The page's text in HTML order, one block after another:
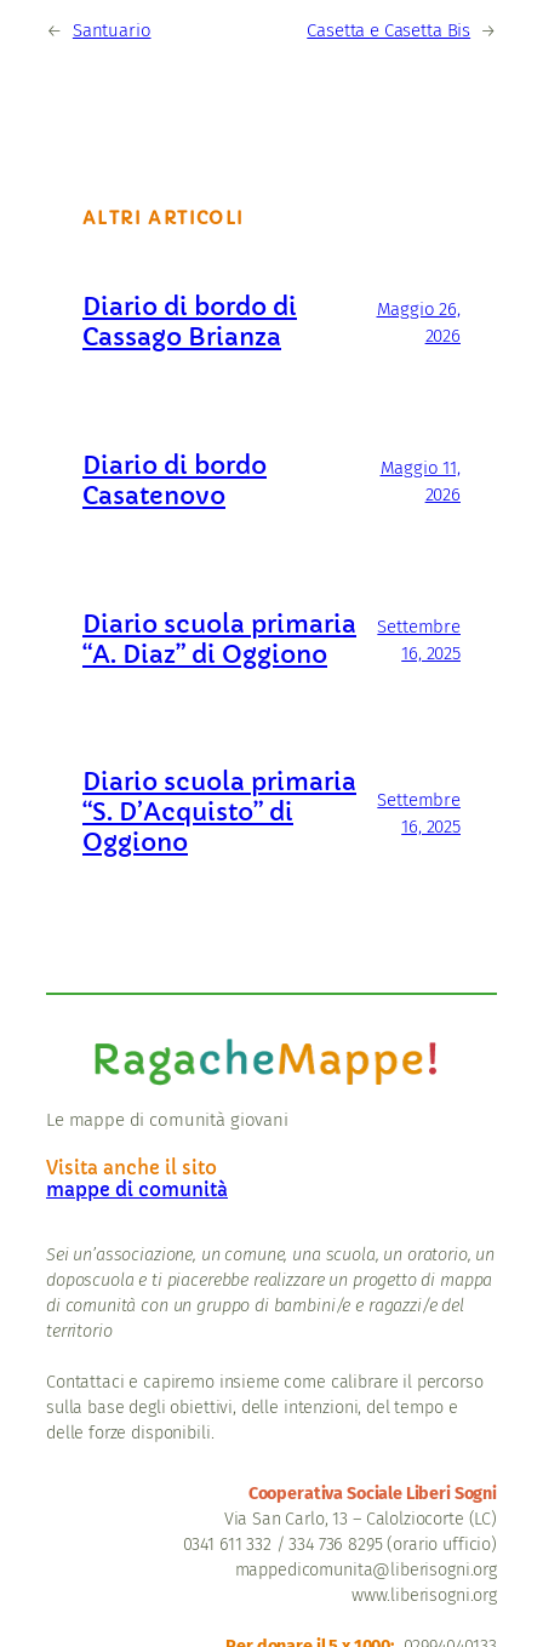
← Santuario Casetta e Casetta Bis →
ALTRI ARTICOLI
Diario di bordo di
Cassago Brianza
Maggio 26,
2026
Diario di bordo
Casatenovo
Maggio 11,
2026
Diario scuola primaria
“A. Diaz” di Oggiono
Settembre
16, 2025
Diario scuola primaria
“S. D’Acquisto” di
Oggiono
Settembre
16, 2025
Le mappe di comunità giovani
Visita anche il sito
mappe di comunità
Sei un’associazione, un comune, una scuola, un oratorio, un
doposcuola e ti piacerebbe realizzare un progetto di mappa
di comunità con un gruppo di bambini/e e ragazzi/e del
territorio
Contattaci e capiremo insieme come calibrare il percorso
sulla base degli obiettivi, delle intenzioni, del tempo e
delle forze disponibili.
Cooperativa Sociale Liberi Sogni
Via San Carlo, 13 – Calolziocorte (LC)
0341 611 332 / 334 736 8295 (orario ufficio)
mappedicomunita@liberisogni.org
www.liberisogni.org